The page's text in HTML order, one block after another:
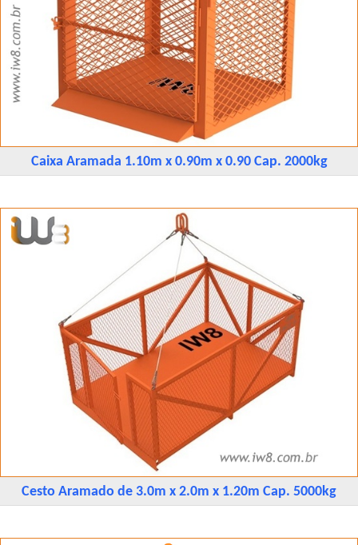
Caixa Aramada 1.10m x 0.90m x 0.90 Cap. 2000kg
Cesto Aramado de 3.0m x 2.0m x 1.20m Cap. 5000kg